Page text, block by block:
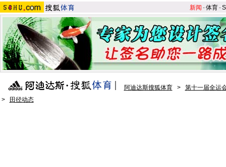
新闻 -体育-S
阿迪达斯搜狐体育 >
第十一届全运
>
田径动态